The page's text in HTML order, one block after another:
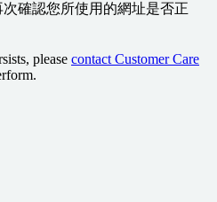
確認您所使用的網址是否正
please contact Customer Care